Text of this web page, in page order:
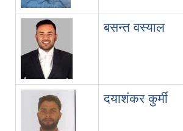
बसन्त वस्याल
दयाशंकर कुर्मी